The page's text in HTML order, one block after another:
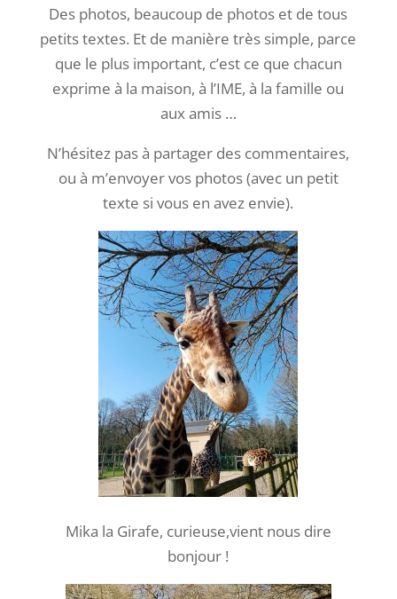
Des photos, beaucoup de photos et de tous
petits textes. Et de manière très simple, parce
que le plus important, c’est ce que chacun
exprime à la maison, à l’IME, à la famille ou
aux amis …
N’hésitez pas à partager des commentaires,
ou à m’envoyer vos photos (avec un petit
texte si vous en avez envie).
Mika la Girafe, curieuse,vient nous dire
bonjour !